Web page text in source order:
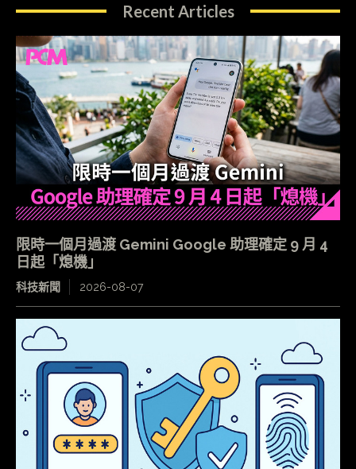
Recent Articles
限時一個月過渡 Gemini Google 助理確定 9 月 4
日起「熄機」
科技新聞 2026-08-07